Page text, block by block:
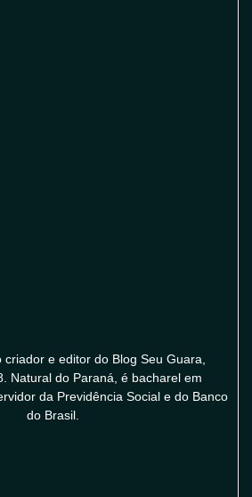
e editor do Blog Seu Guara,
Natural do Paraná, é bacharel em
da Previdência Social e do Banco
do Brasil.